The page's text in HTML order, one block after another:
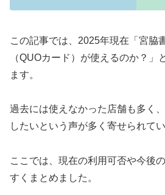
この記事では、2025年現在「宮脇
（QUOカード）が使えるのか？」
ます。
過去には使えなかった店舗も多く
したいという声が多く寄せられてい
ここでは、現在の利用可否や今後
すくまとめました。